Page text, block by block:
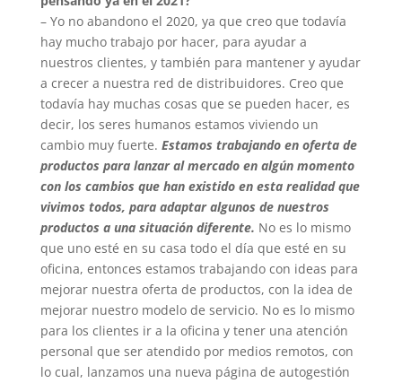
– Yo no abandono el 2020, ya que creo que todavía
hay mucho trabajo por hacer, para ayudar a
nuestros clientes, y también para mantener y ayudar
a crecer a nuestra red de distribuidores. Creo que
todavía hay muchas cosas que se pueden hacer, es
decir, los seres humanos estamos viviendo un
cambio muy fuerte. Estamos trabajando en oferta de
productos para lanzar al mercado en algún momento
con los cambios que han existido en esta realidad que
vivimos todos, para adaptar algunos de nuestros
productos a una situación diferente. No es lo mismo
que uno esté en su casa todo el día que esté en su
oficina, entonces estamos trabajando con ideas para
mejorar nuestra oferta de productos, con la idea de
mejorar nuestro modelo de servicio. No es lo mismo
para los clientes ir a la oficina y tener una atención
personal que ser atendido por medios remotos, con
lo cual, lanzamos una nueva página de autogestión